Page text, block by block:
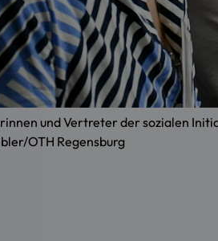
und Vertreter der sozialen
OTH Regensburg